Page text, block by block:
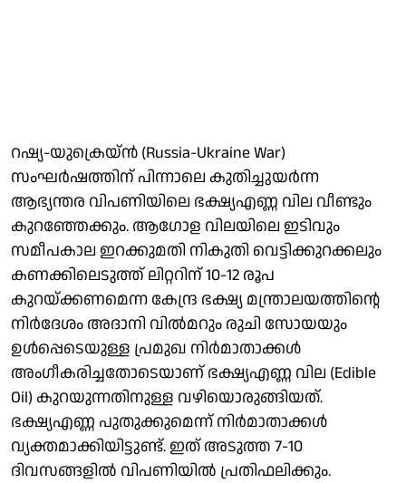
റഷ്യ-യുക്രെയ്ന്‍ (Russia-Ukraine War)
സംഘര്‍ഷത്തിന് പിന്നാലെ കുതിച്ചുയര്‍ന്ന
ആഭ്യന്തര വിപണിയിലെ ഭക്ഷ്യഎണ്ണ വില വീണ്ടും
കുറഞ്ഞേക്കും. ആഗോള വിലയിലെ ഇടിവും
സമീപകാല ഇറക്കുമതി നികുതി വെട്ടിക്കുറക്കലും
കണക്കിലെടുത്ത് ലിറ്ററിന് 10-12 രൂപ
കുറയ്ക്കണമെന്ന കേന്ദ്ര ഭക്ഷ്യ മന്ത്രാലയത്തിന്റെ
നിര്‍ദേശം അദാനി വില്‍മറും രുചി സോയയും
ഉള്‍പ്പെടെയുള്ള പ്രമുഖ നിര്‍മാതാക്കള്‍
അംഗീകരിച്ചതോടെയാണ് ഭക്ഷ്യഎണ്ണ വില (Edible
Oil) കുറയുന്നതിനുള്ള വഴിയൊരുങ്ങിയത്.
ഭക്ഷ്യഎണ്ണ പുതുക്കുമെന്ന് നിര്‍മാതാക്കള്‍
വ്യക്തമാക്കിയിട്ടുണ്ട്. ഇത് അടുത്ത 7-10
ദിവസങ്ങളില്‍ വിപണിയില്‍ പ്രതിഫലിക്കും.